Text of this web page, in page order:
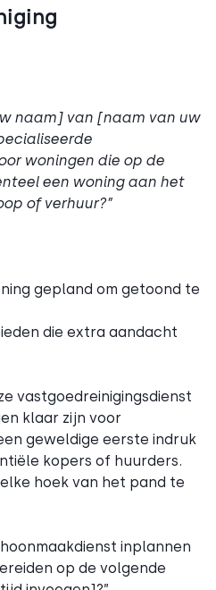
naam] van [naam van uw
woningen die op de
een woning aan het
of verhuur?”
gepland om getoond te
die extra aandacht
vastgoedreinigingsdienst
klaar zijn voor
geweldige eerste indruk
kopers of huurders.
hoek van het pand te
inplannen
op de volgende